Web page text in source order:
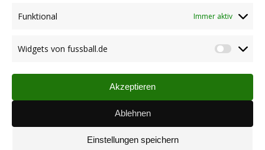
Funktional Immer aktiv
Widgets von fussball.de
Akzeptieren
Ablehnen
Einstellungen speichern
AH gewinnt erneut auswärts !!!
Herzblut AH gewinnt auswärts
04.09.2010